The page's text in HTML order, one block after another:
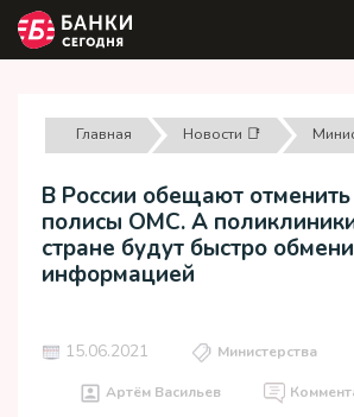
Главная Новости 📑
В России обещают
полисы ОМС. А
стране будут быстро
информацией
15.06.2021 Министерства
Артём Васильев